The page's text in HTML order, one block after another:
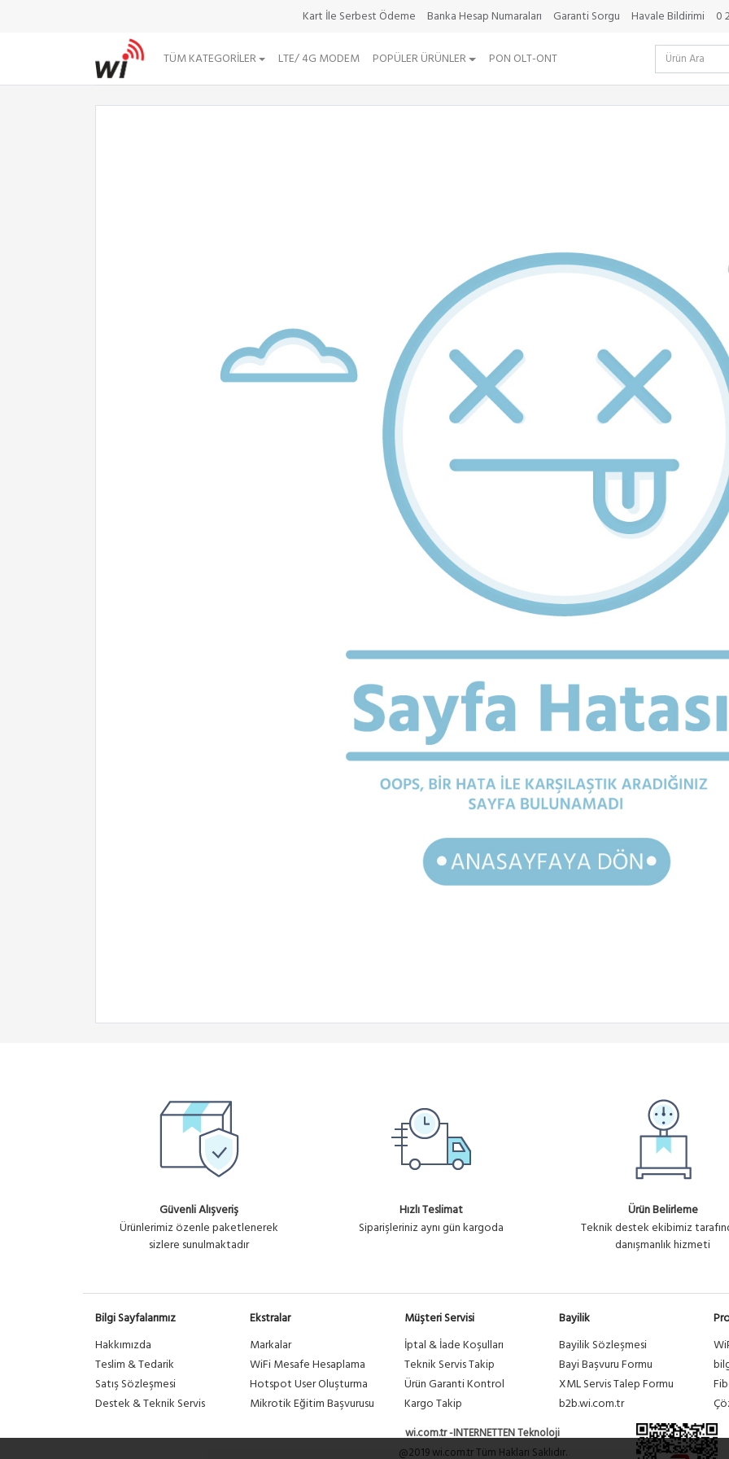
Kart İle Serbest Ödeme Banka Hesap Numaraları Garanti Sorgu Havale Bildirimi 0
TÜM KATEGORILER LTE/ 4G MODEM POPÜLER ÜRÜNLER PON OLT-ONT
Güvenli Alışveriş
Ürünlerimiz özenle paketlenerek
sizlere sunulmaktadır
Hızlı Teslimat
Siparişleriniz aynı gün kargoda
Ürün Belirleme
Teknik destek ekibimiz
danışmanlık hizmeti
Bilgi Sayfalarımız
Hakkımızda
Teslim & Tedarik
Satış Sözleşmesi
Destek & Teknik Servis
Ekstralar
Markalar
WiFi Mesafe Hesaplama
Hotspot User Oluşturma
Mikrotik Eğitim Başvurusu
Müşteri Servisi
İptal & İade Koşulları
Teknik Servis Takip
Ürün Garanti Kontrol
Kargo Takip
Bayilik
Bayilik Sözleşmesi
Bayi Başvuru Formu
XML Servis Talep Formu
b2b.wi.com.tr
wi.com.tr -INTERNETTEN Teknoloji
@2019 wi.com.tr Tüm Hakları Saklıdır.